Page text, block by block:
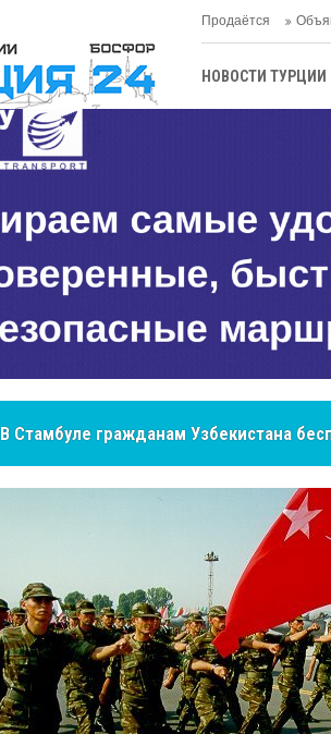
Продаётся
НОВОСТИ ТУРЦИИ
ЦЕНТРАЛЬНАЯ
NCS Jeans: турецкий бренд,